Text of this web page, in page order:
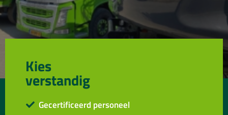
Kies
verstandig
Gecertificeerd personeel